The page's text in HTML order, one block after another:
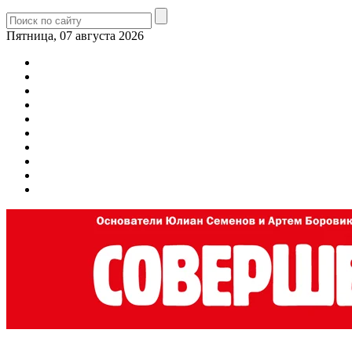
Пятница, 07 августа 2026